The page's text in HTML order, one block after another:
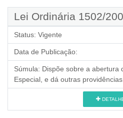
Lei Ordinária 1502/
Status: Vigente
Data de Publicação:
Súmula: Dispõe sobre a abertura
Especial, e dá outras providências.